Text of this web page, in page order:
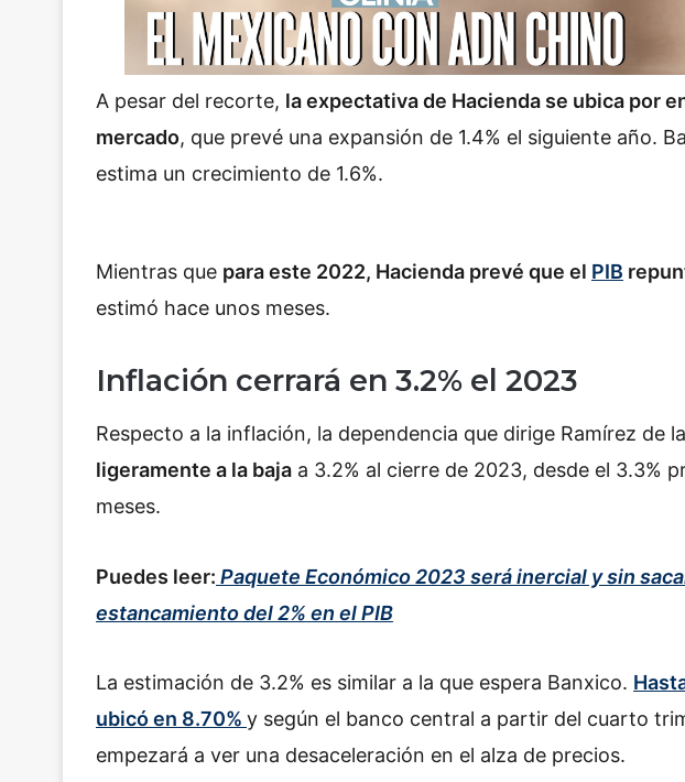
A pesar del recorte, la expectativa de Hacienda se ubica por
mercado, que prevé una expansión de 1.4% el siguiente año.
estima un crecimiento de 1.6%.
Mientras que para este 2022, Hacienda prevé que el PIB
estimó hace unos meses.
Inflación cerrará en 3.2% el 2023
Respecto a la inflación, la dependencia que dirige Ramírez de
ligeramente a la baja a 3.2% al cierre de 2023, desde el 3.3%
meses.
Puedes leer: Paquete Económico 2023 será inercial y sin
estancamiento del 2% en el PIB
La estimación de 3.2% es similar a la que espera Banxico.
ubicó en 8.70% y según el banco central a partir del cuarto
empezará a ver una desaceleración en el alza de precios.